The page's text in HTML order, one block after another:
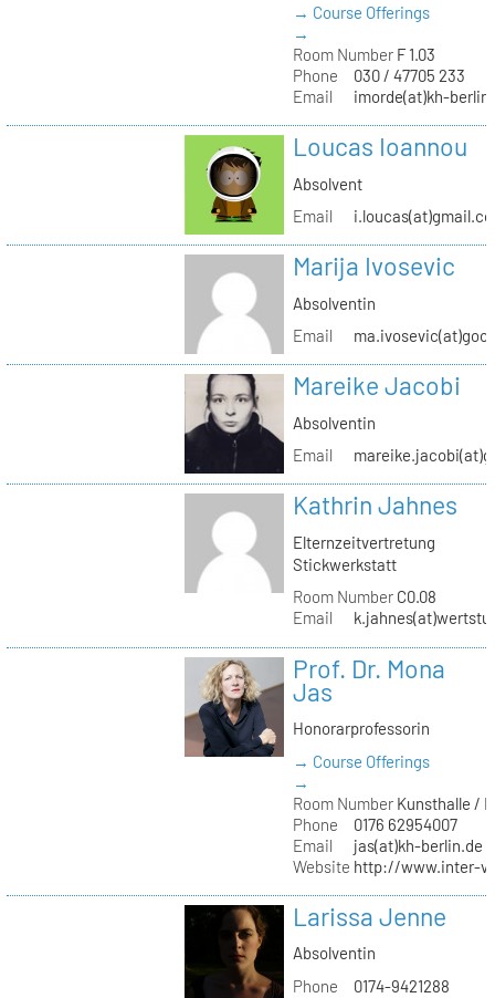
→ Course Offerings
→
Room NumberF 1.03
Phone
030 / 47705 233
Email
imorde(at)kh-
Loucas Ioannou
Absolvent
Email
Marija Ivosevic
Absolventin
Email
Mareike Jacobi
Absolventin
Email
Kathrin Jahnes
Elternzeitvertretung
Stickwerkstatt
Room NumberC0.08
Email
Prof. Dr. Mona
Jas
Honorarprofessorin
→ Course Offerings
→
Room NumberKunsthalle /
Phone
0176 62954007
Email
jas(at)kh-berlin.de
Website http://www.inter-
Larissa Jenne
Absolventin
Phone
0174-9421288